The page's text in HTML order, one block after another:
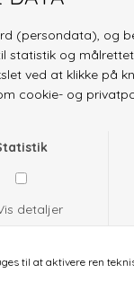
KAPPO-PU
SAND MEL